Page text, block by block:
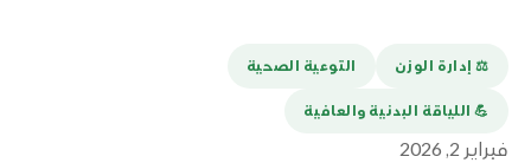
⚖️ إدارة الوزن التوعية الصحية
💪️ اللياقة البدنية والعافية
فبراير 2, 2026